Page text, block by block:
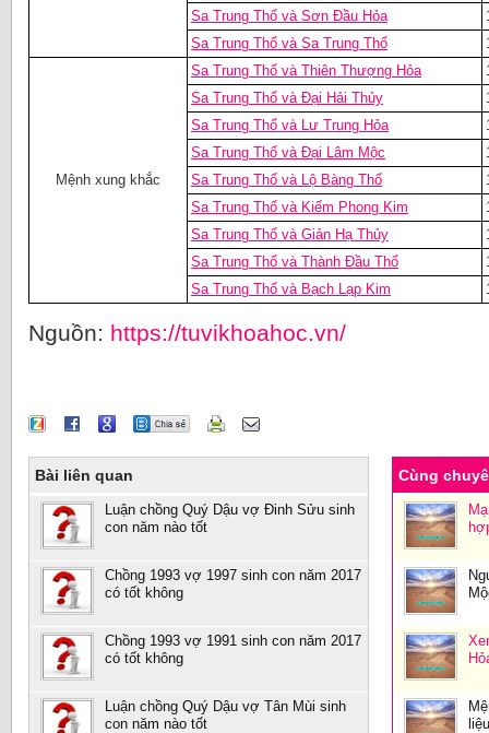
Sa Trung Thổ và Sơn Đầu Hỏa
Sa Trung Thổ và Sa Trung Thổ
Mệnh xung khắc
Sa Trung Thổ và Thiên Thượng Hỏa
Sa Trung Thổ và Đại Hải Thủy
Sa Trung Thổ và Lư Trung Hỏa
Sa Trung Thổ và Đại Lâm Mộc
Sa Trung Thổ và Lộ Bàng Thổ
Sa Trung Thổ và Kiếm Phong Kim
Sa Trung Thổ và Giản Hạ Thủy
Sa Trung Thổ và Thành Đầu Thổ
Sa Trung Thổ và Bạch Lạp Kim
Nguồn: https://tuvikhoahoc.vn/
Bài liên quan
Luận chồng Quý Dậu vợ Đinh Sửu sinh
con năm nào tốt
Chồng 1993 vợ 1997 sinh con năm 2017
có tốt không
Chồng 1993 vợ 1991 sinh con năm 2017
có tốt không
Luận chồng Quý Dậu vợ Tân Mùi sinh
con năm nào tốt
Cùng